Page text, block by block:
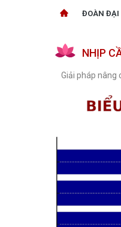
ĐOÀN ĐẠI
Tin hoạt động
Tài liệu giám
Kiến nghị của
Kiến nghị của
Văn bản tổng
Chủ trương,
NHỊP
Giải pháp nâng